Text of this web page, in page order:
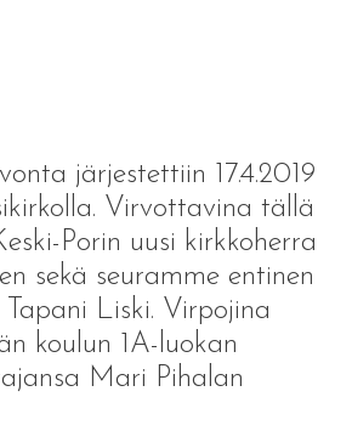
järjestettiin 17.4.2019
Virvottavina tällä
Porin uusi kirkkoherra
sekä seuramme entinen
Liski. Virpojina
koulun 1A-luokan
Mari Pihalan